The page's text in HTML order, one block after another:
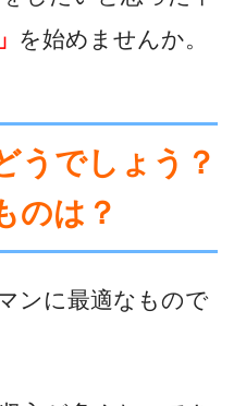
を始めませんか。
うでしょう？
のは？
ンに最適なもので